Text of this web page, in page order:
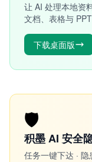
让 AI 处理本地资
文档、表格与
下载桌面版
🛡️
积墨 AI 安全
任务一键下达 ·